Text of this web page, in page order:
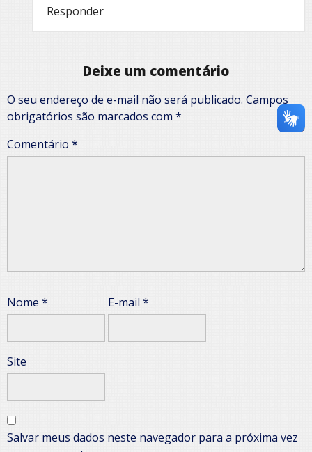
Responder
Deixe um comentário
O seu endereço de e-mail não será publicado. Campos
obrigatórios são marcados com *
Comentário *
Nome * E-mail*
Site
Salvar meus dados neste navegador para a próxima vez